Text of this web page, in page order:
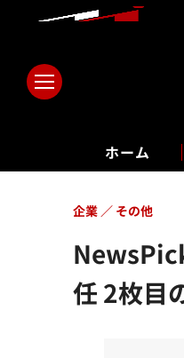
ホーム
任 2枚目
企業 その他